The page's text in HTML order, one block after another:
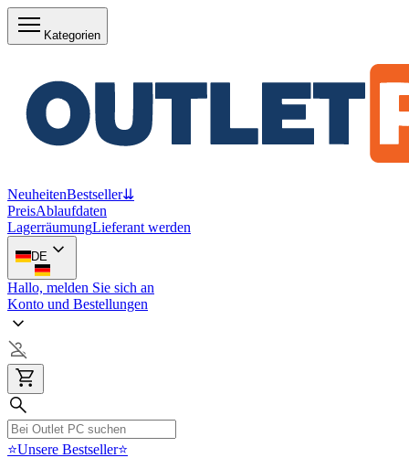
Kategorien
NeuheitenBestseller⇊
PreisAblaufdaten
LagerräumungLieferant werden
DE
Hallo, melden Sie sich an
Konto und Bestellungen
⭐Unsere Bestseller⭐